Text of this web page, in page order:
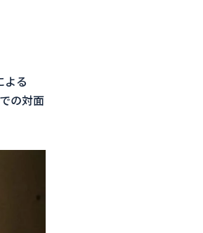
よる
の対面